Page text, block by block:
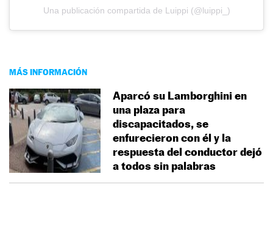
Una publicación compartida de Luippi (@luippi_)
MÁS INFORMACIÓN
Aparcó su Lamborghini en
una plaza para
discapacitados, se
enfurecieron con él y la
respuesta del conductor dejó
a todos sin palabras